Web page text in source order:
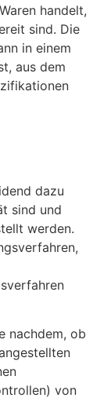
handelt,
sind. Die
in einem
aus dem
dazu
sind und
werden.
nachdem, ob
von